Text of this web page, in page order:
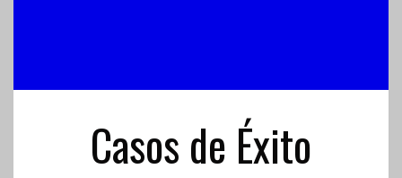
Casos de Éxito